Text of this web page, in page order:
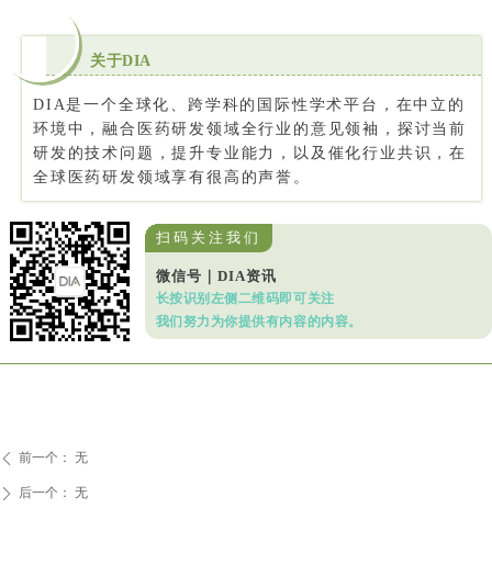
关于DIA
DIA是一个全球化、跨学科的国际性学术平台，在中立的
环境中，融合医药研发领域全行业的意见领袖，探讨当前
研发的技术问题，提升专业能力，以及催化行业共识，在
全球医药研发领域享有很高的声誉。
扫码关注我们
微信号｜DIA资讯
长按识别左侧二维码即可关注
我们努力为你提供有内容的内容。
ꄴ 前一个： 无
ꄲ 后一个： 无